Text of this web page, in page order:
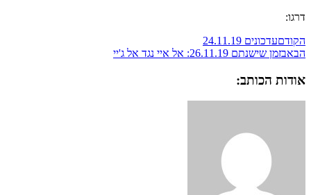
דרגו:
הקודםעדכונים 24.11.19
הבאבזמן שישנתם 26.11.19: אל איי נגד אל ג'יי
אודות הכותב: